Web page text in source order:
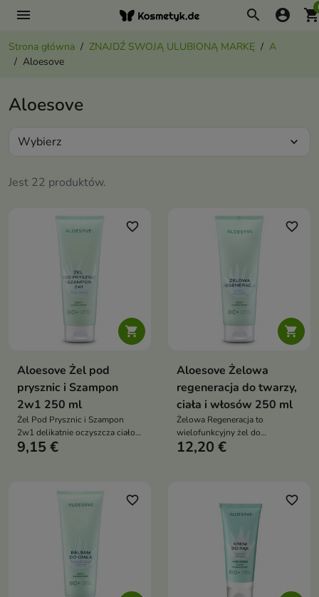
menu search account_circle
Strona główna ZNAJDŹ SWOJĄ ULUBIONĄ MARKĘ
A
Aloesove
Aloesove
Jest 22 produktów.
Wybierz expand_more

favorite_border
Aloesove Żel pod
prysznic i Szampon
2w1 250 ml
Żel Pod Prysznic i Szampon
2w1 delikatnie oczyszcza ciało i
włosy, wspiera nawilżenie skóry
9,15 €

favorite_border
Aloesove Żelowa
regeneracja do twarzy,
ciała i włosów 250 ml
Żelowa Regeneracja to
wielofunkcyjny żel do
pielęgnacji twarzy, ciała i
pomaga chronić skórę i włosy
przed przesuszeniem
12,20 €
favorite_border favorite_border